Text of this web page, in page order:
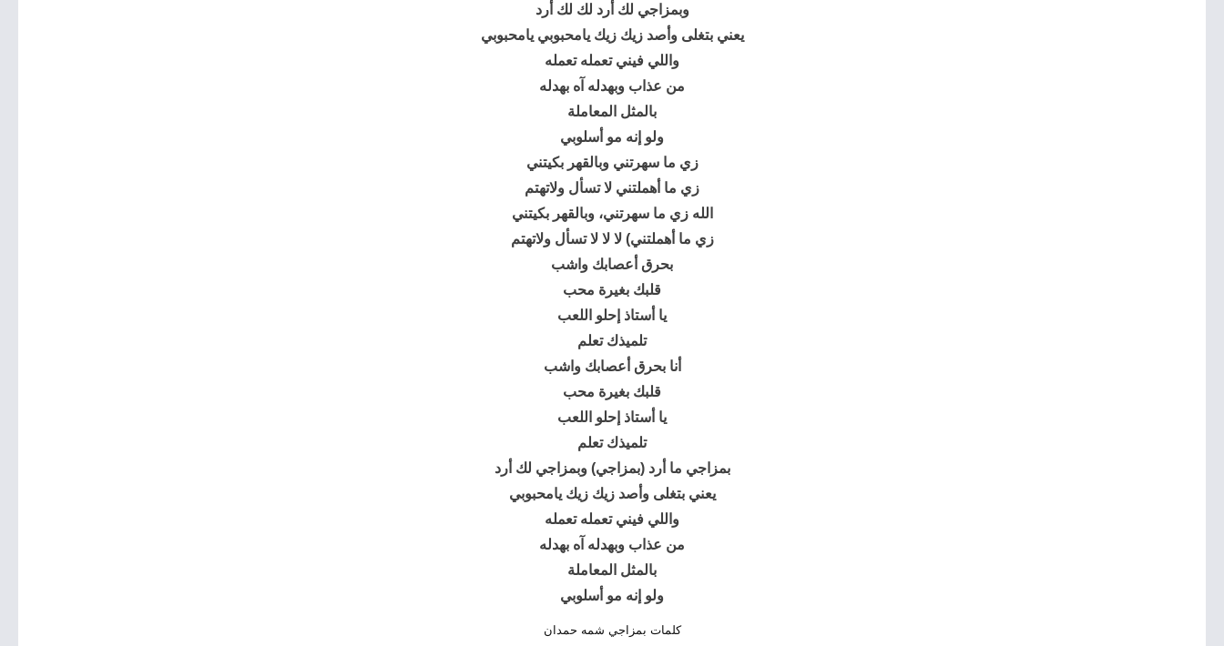
وبمزاجي لك أرد لك لك أرد
يعني بتغلى وأصد زيك زيك يامحبوبي يامحبوبي
واللي فيني تعمله تعمله
من عذاب وبهدله آه بهدله
بالمثل المعاملة
ولو إنه مو أسلوبي
زي ما سهرتني وبالقهر بكيتني
زي ما أهملتني لا تسأل ولاتهتم
الله زي ما سهرتني، وبالقهر بكيتني
زي ما أهملتني) لا لا لا تسأل ولاتهتم
بحرق أعصابك واشب
قلبك بغيرة محب
يا أستاذ إحلو اللعب
تلميذك تعلم
أنا بحرق أعصابك واشب
قلبك بغيرة محب
يا أستاذ إحلو اللعب
تلميذك تعلم
بمزاجي ما أرد (بمزاجي) وبمزاجي لك أرد
يعني بتغلى وأصد زيك زيك يامحبوبي
واللي فيني تعمله تعمله
من عذاب وبهدله آه بهدله
بالمثل المعاملة
ولو إنه مو أسلوبي
كلمات بمزاجي شمه حمدان